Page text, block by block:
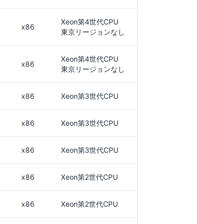
x86
Xeon第4世代CPU
東京リージョンなし
x86
Xeon第4世代CPU
東京リージョンなし
x86 Xeon第3世代CPU
x86 Xeon第3世代CPU
x86 Xeon第3世代CPU
x86 Xeon第2世代CPU
x86 Xeon第2世代CPU